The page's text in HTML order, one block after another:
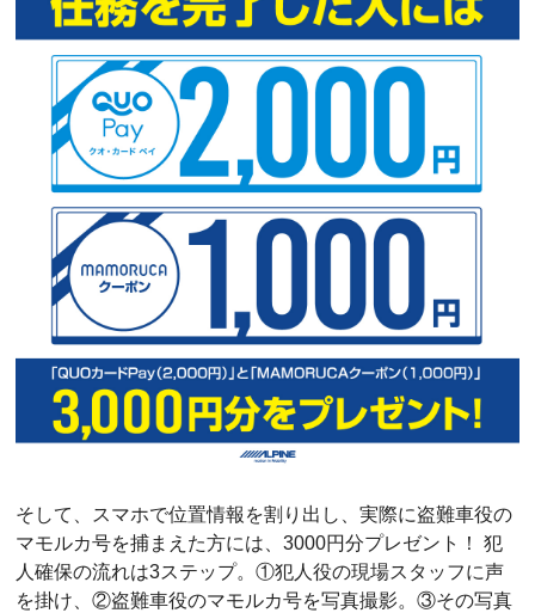
そして、スマホで位置情報を割り出し、実際に盗難車役の
マモルカ号を捕まえた方には、3000円分プレゼント！ 犯
人確保の流れは3ステップ。①犯人役の現場スタッフに声
を掛け、②盗難車役のマモルカ号を写真撮影。③その写真